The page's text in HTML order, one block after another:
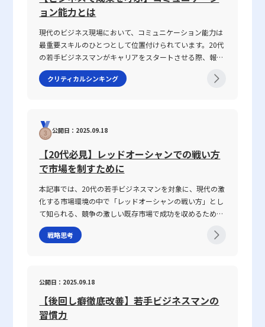
です。今後、情報漏洩や不正アクセスといったサイバー攻撃のリス
的なセキュリティ対策の理解と適切な運用が求められるでしょう。
最先端の技術情報と実践的な対策を常に学習し、企業全体の安全性
を高めるための積極的な取り組みが、今後のビジネス成功の鍵とな
るに違いありません。
す。 定量目標と定性目標の違いと設定方法 目標設定においては、
目標は、例えば「月間売上○○万円」「新規契約数○件」など、明
確に数値で表現できる具体的な目標を設定します。そのメリット
は、目標達成の進捗を具体的な数字で測定でき、業績改善のための
施策の効果が一目瞭然になる点にあります。また、関係者全員が同
じ指標を共有できるため、組織全体の連携が取りやすくなるのも大
性化」「顧客満足度の向上」「チームワークの強化」などが挙げら
れます。これらは、単なる数字では表しきれない行動や意識、企業
は評価が主観に依存しやすい分、評価基準の明確化や、多面的なフ
ィードバックの仕組みが不可欠となります。また、定量的評価との
併用により、目標達成に向けたバランスの取れたアプローチが求め
られます。 評価における実務的な注意点と改善策 実際の業務にお
いて、定量的評価と定性的評価のどちらも適用する場合、いくつか
影響を及ぼさないよう、評価基準の標準化が必要です。このために
は、評価項目ごとに具体的な基準や尺度を設定し、全員が共通認識
字だけでは捉えきれない業務の背景や個々の努力も十分に評価され
るよう工夫が求められます。 また、評価結果をもとにしたフィー
ドバックは、単なる数値評価に留まらず、社員のキャリア形成や成
長促進に資するものであるべきです。そのため、定期的な面談や
的思考を交えて解説し、実務で役立つヒントを提供しま
「話がかみ合わない状態」とは、意図や目的の認識のズ
レ、情報の伝達不足、さらには前提条件の違いにより、相
手と効果的なコミュニケーションが図れない状況を指しま
す。多くの場合、このような現象は一方的な問題ではな
く、双方の認識の不一致や話の抽象度が高すぎることから
わらないことが挙げられます。前提条件や目的が共有され
ていない場合、会話は容易に脱線し、誤解を生む原因とな
ります。さらに、個々の話し方の好みや知識量の違い、さ
らには一方の思考が整理されずに抽象的な言葉で表現され
る場合、双方の話の噛み合わなさは一層深刻になります。
話がかみ合わない現象は、単なるコミュニケーションのミ
スではなく、現代ビジネスにおける意思疎通の複雑さと密
接に関わっています。企業内の組織体制や情報共有の仕組
事で話が噛み合わない人との対処法を模索する上での鍵と
踏まえる必要があります。まず、会話の基本となる前提条
件を共有することが不可欠です。会議や打ち合わせの冒頭
で議論のゴールや目的、前提条件を再確認することで、話
の軸がぶれるのを防ぐことができます。具体的な対策とし
ョン能力とは
現代のビジネス現場において、コミュニケーション能力は
最重要スキルのひとつとして位置付けられています。20代
の若手ビジネスマンがキャリアをスタートさせる際、報
告・連絡・相談はもちろん、上司・部下、部署間、さらに
は対外の取引先との関係構築にもおいて、この能力は不可
構成要素、日々の実践方法、注意すべきポイントまで、専
門性の高い視点で徹底解説します。また、ICTツールが急
在する現代において、コミュニケーション能力がどのよう
に成果に結び付くのか、その背景と実践的な鍛え方につい
ミュニケーション能力とは、単に情報を伝えるだけではな
く、相手の反応を予測し、意思疎通を円滑にするための高
度なスキルを指します。ビジネスにおいては、報連相やプ
レゼンテーション、会議、さらにはオンラインツールを介
した対話など、多岐にわたるシーンで求められます。この
く、個人の素質と経験が複雑に絡み合っています。「ビジ
は、論理的思考、傾聴力、発信力といった要素を統合し、
相手に正確かつ効果的なメッセージを伝えることで、相手
クリティカルシンキング
公開日：2025.09.18
【20代必見】レッドオーシャンでの戦い方
で市場を制すために
本記事では、20代の若手ビジネスマンを対象に、現代の激
化する市場環境の中で「レッドオーシャンの戦い方」とし
て知られる、競争の激しい既存市場で成功を収めるための
戦略や心得について、最新の事例とともに解説します。グ
ローバル化が進み、テクノロジーの急速な発展や市場環境
注意点を体系的に整理しました。 レッドオーシャンとは
「レッドオーシャン」とは、既存市場における熾烈な競争
環境を表す比喩表現です。この概念は、2005年にW・チャ
戦略思考
公開日：2025.09.18
【後回し癖徹底改善】若手ビジネスマンの
習慣力